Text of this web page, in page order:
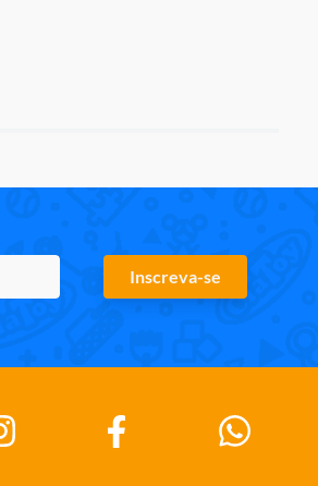
Inscreva-se